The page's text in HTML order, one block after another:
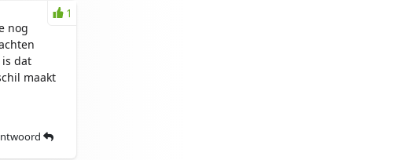
nog
dat
maakt
1